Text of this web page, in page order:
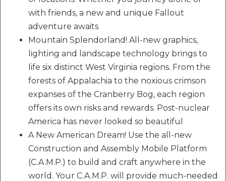
with friends, a new and unique Fallout
adventure awaits
Mountain Splendorland! All-new graphics,
lighting and landscape technology brings to
life six distinct West Virginia regions. From the
forests of Appalachia to the noxious crimson
expanses of the Cranberry Bog, each region
offers its own risks and rewards. Post-nuclear
America has never looked so beautiful
A New American Dream! Use the all-new
Construction and Assembly Mobile Platform
(C.A.M.P.) to build and craft anywhere in the
world. Your C.A.M.P. will provide much-needed